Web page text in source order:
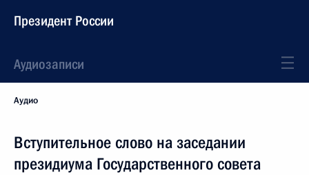
Президент России
Аудиозаписи
Аудио
Вступительное слово на заседании
президиума Государственного совета